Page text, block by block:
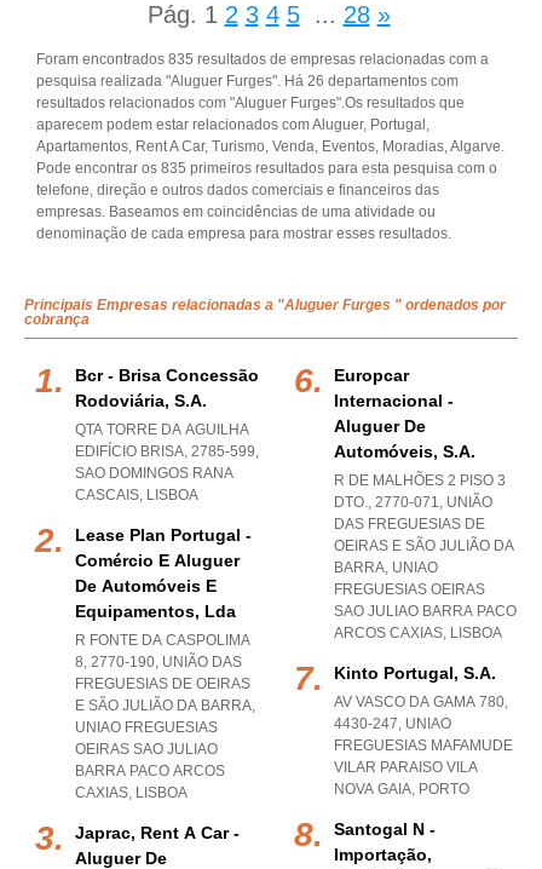
Pág. 1 2 3 4 5 ... 28 »
Foram encontrados 835 resultados de empresas relacionadas com a
pesquisa realizada "Aluguer Furges". Há 26 departamentos com
resultados relacionados com "Aluguer Furges".Os resultados que
aparecem podem estar relacionados com Aluguer, Portugal,
Apartamentos, Rent A Car, Turismo, Venda, Eventos, Moradias, Algarve.
Pode encontrar os 835 primeiros resultados para esta pesquisa com o
telefone, direção e outros dados comerciais e financeiros das
empresas. Baseamos em coincidências de uma atividade ou
denominação de cada empresa para mostrar esses resultados.
Principais Empresas relacionadas a "Aluguer Furges " ordenados por
cobrança
Bcr - Brisa Concessão
Rodoviária, S.a.
QTA TORRE DA AGUILHA
EDIFÍCIO BRISA, 2785-599,
SAO DOMINGOS RANA
CASCAIS, LISBOA
Lease Plan Portugal -
Comércio E Aluguer
De Automóveis E
Equipamentos, Lda
R FONTE DA CASPOLIMA
8, 2770-190, UNIÃO DAS
FREGUESIAS DE OEIRAS
E SÃO JULIÃO DA BARRA,
UNIAO FREGUESIAS
OEIRAS SAO JULIAO
BARRA PACO ARCOS
CAXIAS, LISBOA
Japrac, Rent A Car -
Aluguer De
Europcar
Internacional -
Aluguer De
Automóveis, S.a.
R DE MALHÕES 2 PISO 3
DTO., 2770-071, UNIÃO
DAS FREGUESIAS DE
OEIRAS E SÃO JULIÃO DA
BARRA, UNIAO
FREGUESIAS OEIRAS
SAO JULIAO BARRA PACO
ARCOS CAXIAS, LISBOA
Kinto Portugal, S.a.
AV VASCO DA GAMA 780,
4430-247, UNIAO
FREGUESIAS MAFAMUDE
VILAR PARAISO VILA
NOVA GAIA, PORTO
Santogal N -
Importação,